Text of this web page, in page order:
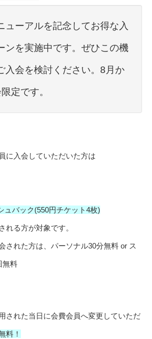
ューアルを記念してお得な入
ンを実施中です。ぜひこの機
入会を検討ください。8月か
定です。
に入会していただいた方は
ュバック(550円チケット4枚)
る方が対象です。
された方は、パーソナル30分無料 or ス
無料
された当日に会費会員へ変更していただ
料！